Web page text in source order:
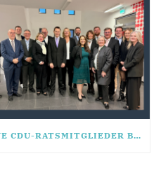
NEUE CDU-RATSMITGLIEDER BEREITEN SICH GESCHLOSSEN AUF KÜNFTIGE WAHLPERIODE VOR